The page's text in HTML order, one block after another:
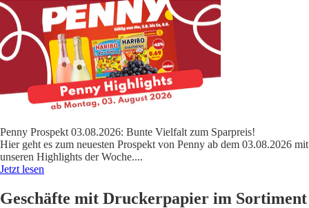
Penny Prospekt 03.08.2026: Bunte Vielfalt zum Sparpreis!
Hier geht es zum neuesten Prospekt von Penny ab dem 03.08.2026 mit
unseren Highlights der Woche....
Jetzt lesen
Geschäfte mit Druckerpapier im Sortiment